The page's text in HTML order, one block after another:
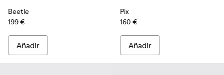
Beetle
199 €
Añadir
Pix
160 €
Añadir